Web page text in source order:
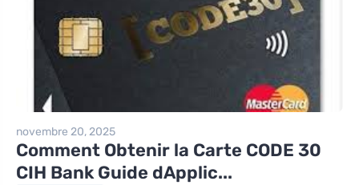
novembre 20, 2025
Comment Obtenir la Carte CODE 30
CIH Bank Guide dApplic...